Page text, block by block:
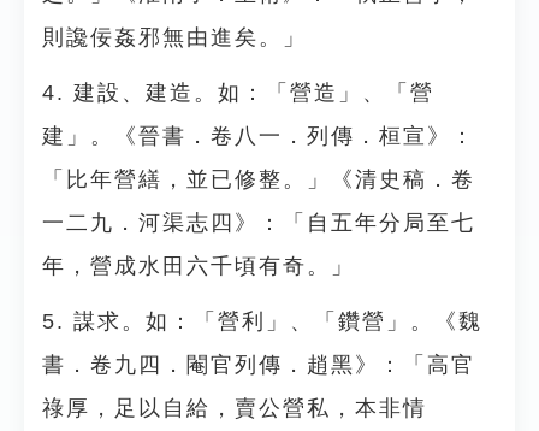
則讒佞姦邪無由進矣。」
4. 建設、建造。如：「營造」、「營
建」。《晉書．卷八一．列傳．桓宣》：
「比年營繕，並已修整。」《清史稿．卷
一二九．河渠志四》：「自五年分局至七
年，營成水田六千頃有奇。」
5. 謀求。如：「營利」、「鑽營」。《魏
書．卷九四．閹官列傳．趙黑》：「高官
祿厚，足以自給，賣公營私，本非情